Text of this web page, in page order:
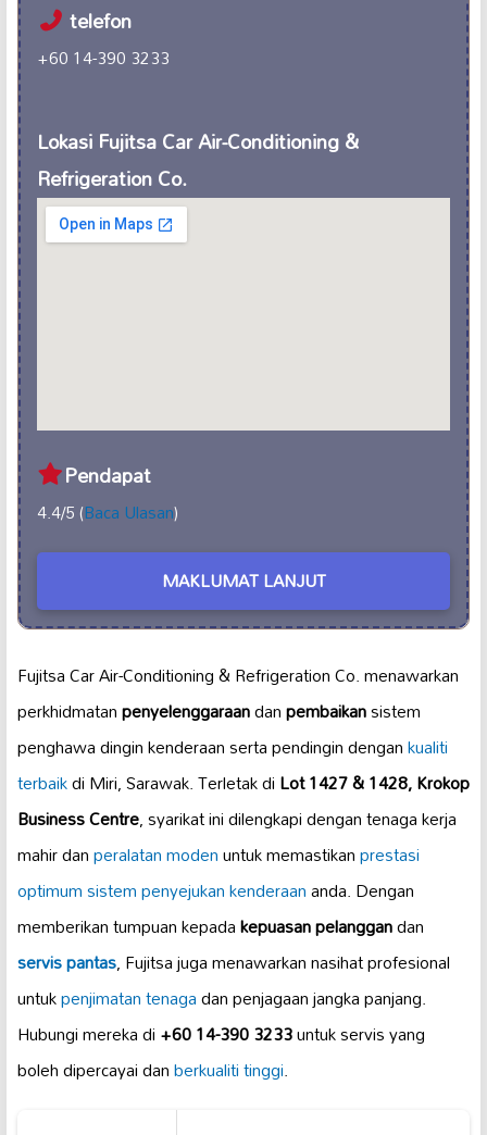
telefon
+60 14-390 3233
Lokasi Fujitsa Car Air-Conditioning &
Refrigeration Co.
Pendapat
4.4/5 (Baca Ulasan)
MAKLUMAT LANJUT
Fujitsa Car Air-Conditioning & Refrigeration Co. menawarkan
perkhidmatanpenyelenggaraandanpembaikansistem
penghawa dingin kenderaan serta pendingin dengankualiti
terbaikdi Miri, Sarawak. Terletak diLot 1427 & 1428, Krokop
Business Centre, syarikat ini dilengkapi dengan tenaga kerja
mahir danperalatan modenuntuk memastikanprestasi
optimumsistem penyejukan kenderaananda. Dengan
memberikan tumpuan kepadakepuasan pelanggandan
servis pantas, Fujitsa juga menawarkan nasihat profesional
untukpenjimatan tenagadan penjagaan jangka panjang.
Hubungi mereka di+60 14-390 3233untuk servis yang
boleh dipercayai danberkualiti tinggi.